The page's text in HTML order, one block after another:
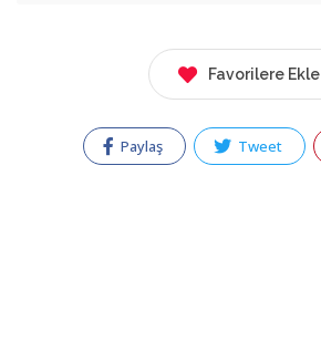
Favorilere Ekle
Paylaş Tweet